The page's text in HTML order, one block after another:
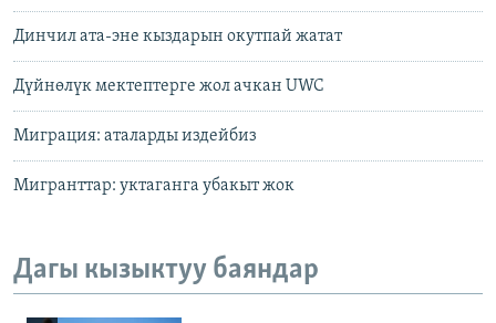
Динчил ата-эне кыздарын окутпай жатат
Дүйнөлүк мектептерге жол ачкан UWC
Миграция: аталарды издейбиз
Мигранттар: уктаганга убакыт жок
Дагы кызыктуу баяндар